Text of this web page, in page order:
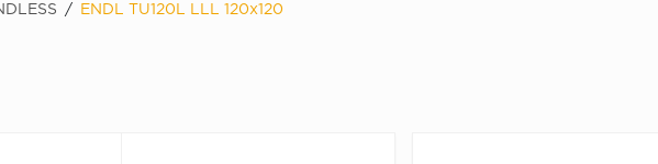
/ ENDL TU120L LLL 120x120